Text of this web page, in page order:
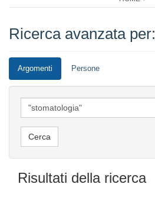
Ricerca avanzata per:
Argomenti Persone
Risultati della ricerca